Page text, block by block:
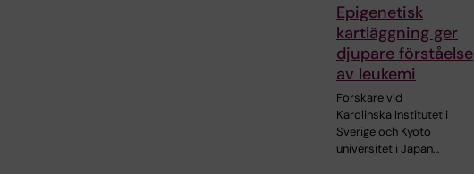
Epigenetisk
kartläggning ger
djupare förståelse
av leukemi
Forskare vid
Karolinska Institutet i
Sverige och Kyoto
universitet i Japan…